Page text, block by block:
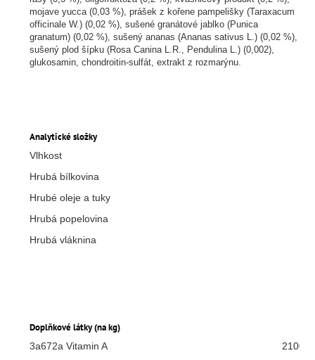
mojave yucca (0,03 %), prášek z kořene pampelišky (Taraxacum
officinale W.) (0,02 %), sušené granátové jablko (Punica
granatum) (0,02 %), sušený ananas (Ananas sativus L.) (0,02 %),
sušený plod šípku (Rosa Canina L.R., Pendulina L.) (0,002),
glukosamin, chondroitin-sulfát, extrakt z rozmarýnu.
Analytické složky
Vlhkost
Hrubá bílkovina
Hrubé oleje a tuky
Hrubá popelovina
Hrubá vláknina
Doplňkové látky (na kg)
3a672a Vitamin A
21000